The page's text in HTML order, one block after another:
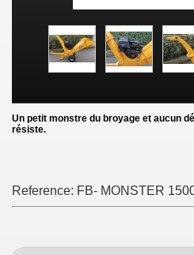
Un petit monstre du broyage et aucun
résiste.
Reference: FB- MONSTER